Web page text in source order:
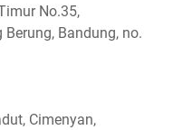
No.35,
Berung, Bandung, no.
Cimenyan,